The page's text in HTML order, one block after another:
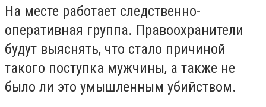
На месте работает следственно-
оперативная группа. Правоохранители
будут выяснять, что стало причиной
такого поступка мужчины, а также не
было ли это умышленным убийством.